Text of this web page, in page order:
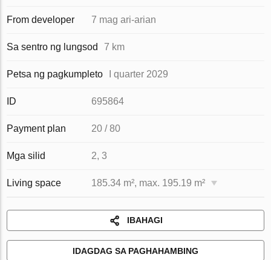
From developer 7 mag ari-arian
Sa sentro ng lungsod 7 km
Petsa ng pagkumpleto I quarter 2029
ID 695864
Payment plan 20 / 80
Mga silid 2, 3
Living space 185.34 m², max. 195.19 m²
IBAHAGI
IDAGDAG SA PAGHAHAMBING